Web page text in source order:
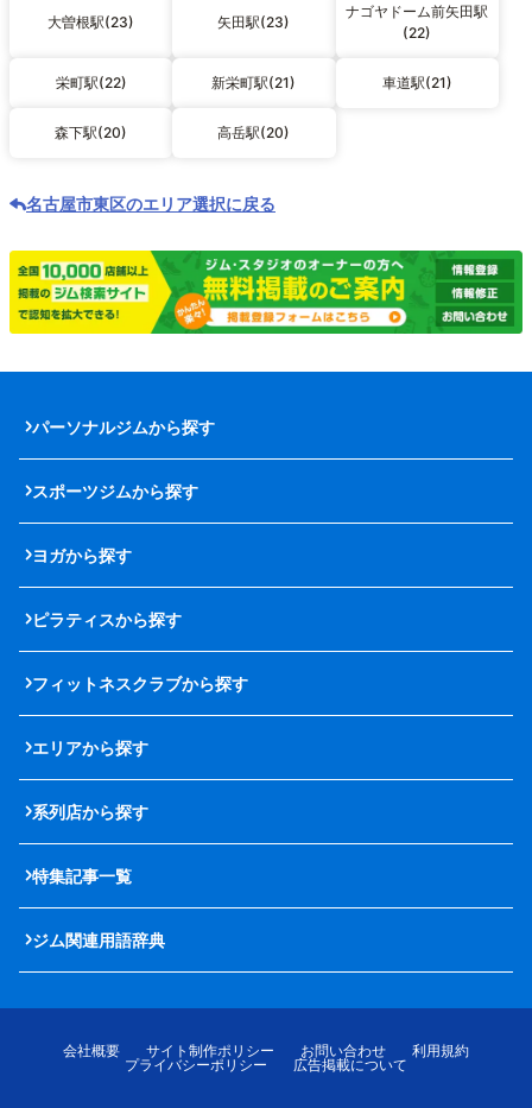
大曽根駅(23) 矢田駅(23)
ナゴヤドーム前矢田駅
(22)
栄町駅(22) 新栄町駅(21) 車道駅(21)
森下駅(20) 高岳駅(20)
名古屋市東区のエリア選択に戻る
パーソナルジムから探す
スポーツジムから探す
ヨガから探す
ピラティスから探す
フィットネスクラブから探す
エリアから探す
系列店から探す
特集記事一覧
ジム関連用語辞典
会社概要 サイト制作ポリシー お問い合わせ
利用規約
プライバシーポリシー
広告掲載について